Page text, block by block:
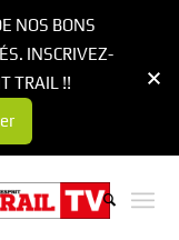
NOS BONS
INSCRIVEZ-
TRAIL !!